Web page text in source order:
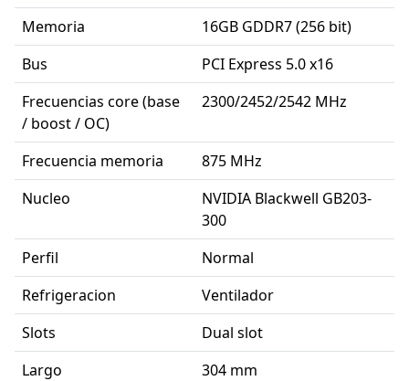
Memoria
16GB GDDR7 (256 bit)
Bus
PCI Express 5.0 x16
Frecuencias core (base
/ boost / OC)
2300/2452/2542 MHz
Frecuencia memoria
875 MHz
Nucleo
NVIDIA Blackwell GB203-
300
Perfil
Normal
Refrigeracion
Ventilador
Slots
Dual slot
Largo
304 mm